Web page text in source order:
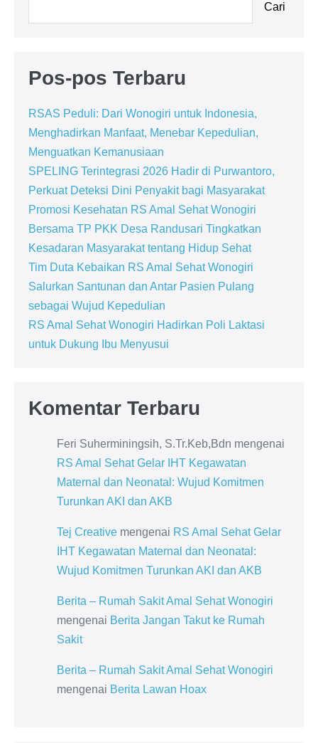
Cari
Pos-pos Terbaru
RSAS Peduli: Dari Wonogiri untuk Indonesia,
Menghadirkan Manfaat, Menebar Kepedulian,
Menguatkan Kemanusiaan
SPELING Terintegrasi 2026 Hadir di Purwantoro,
Perkuat Deteksi Dini Penyakit bagi Masyarakat
Promosi Kesehatan RS Amal Sehat Wonogiri
Bersama TP PKK Desa Randusari Tingkatkan
Kesadaran Masyarakat tentang Hidup Sehat
Tim Duta Kebaikan RS Amal Sehat Wonogiri
Salurkan Santunan dan Antar Pasien Pulang
sebagai Wujud Kepedulian
RS Amal Sehat Wonogiri Hadirkan Poli Laktasi
untuk Dukung Ibu Menyusui
Komentar Terbaru
Feri Suherminingsih, S.Tr.Keb,Bdn mengenai
RS Amal Sehat Gelar IHT Kegawatan
Maternal dan Neonatal: Wujud Komitmen
Turunkan AKI dan AKB
Tej Creative mengenai RS Amal Sehat Gelar
IHT Kegawatan Maternal dan Neonatal:
Wujud Komitmen Turunkan AKI dan AKB
Berita – Rumah Sakit Amal Sehat Wonogiri
mengenai Berita Jangan Takut ke Rumah
Sakit
Berita – Rumah Sakit Amal Sehat Wonogiri
mengenai Berita Lawan Hoax